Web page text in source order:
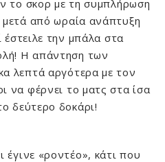
το σκορ με τη συμπλήρωση
από ωραία ανάπτυξη
την μπάλα στα
Η απάντηση των
λεπτά αργότερα με τον
να φέρνει το ματς στα ίσα
δεύτερο δοκάρι!
έγινε «ροντέο», κάτι που